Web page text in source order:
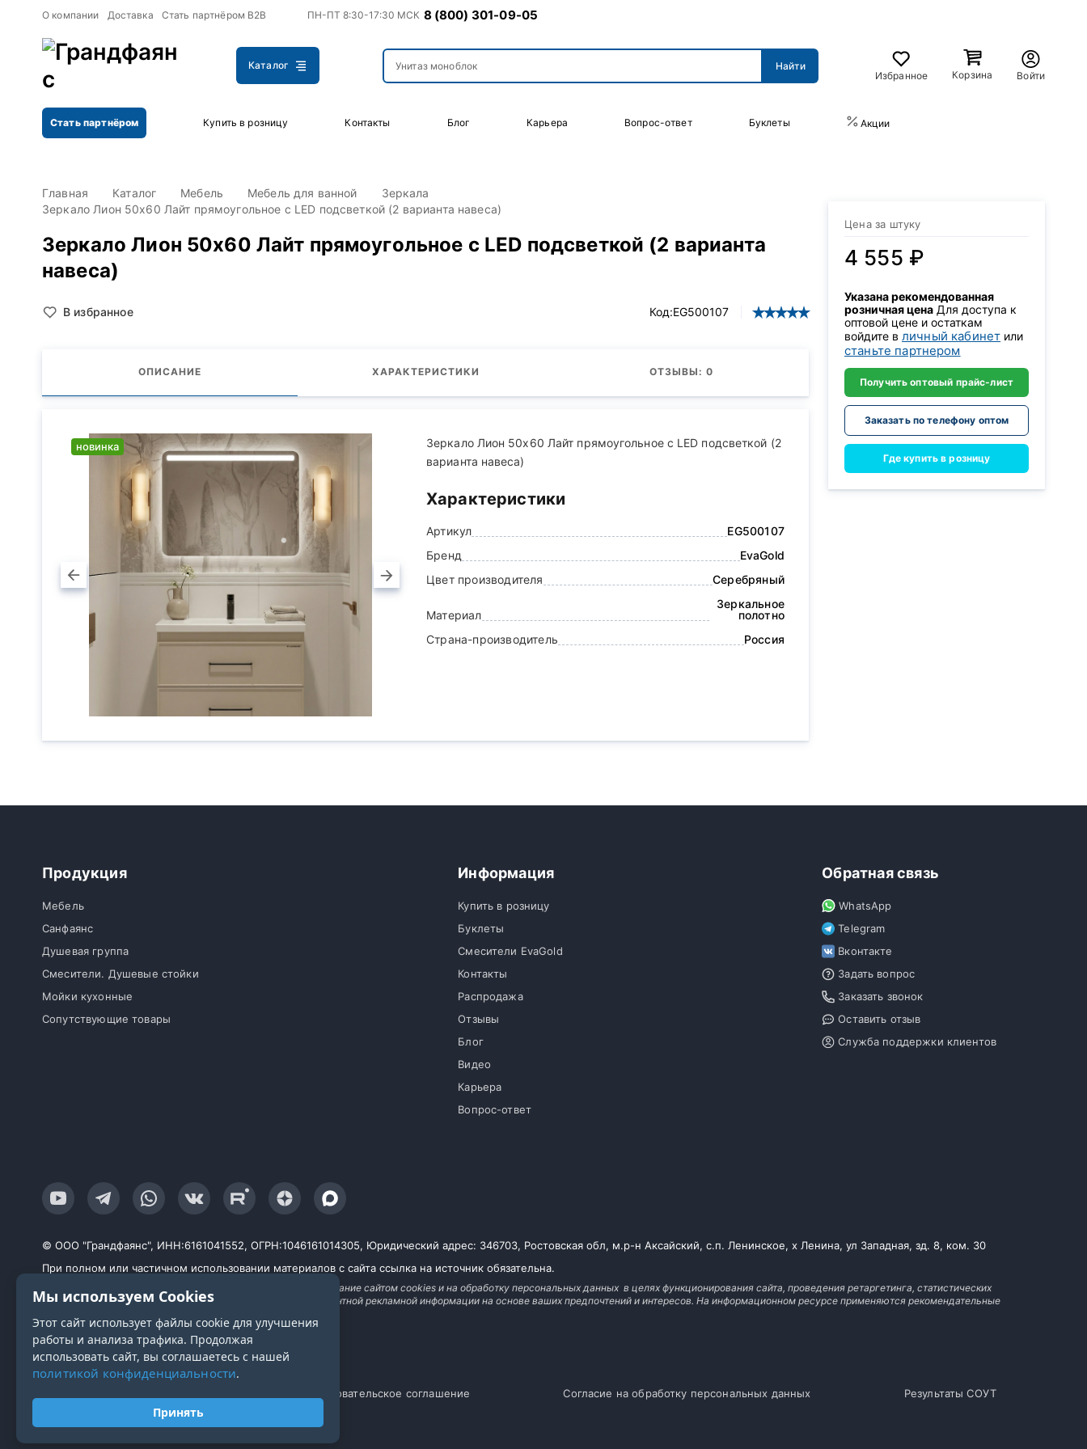
О компании Доставка Стать партнёром B2B ПН-ПТ 8:30-17:30 МСК 8 (800) 301-09-05
Каталог
Избранное
Корзина Войти
Стать партнёром Купить в розницу Контакты Блог Карьера Вопрос-ответ Буклеты Акции
Главная Каталог Мебель Мебель для ванной
Зеркала
Зеркало Лион 50х60 Лайт прямоугольное с LED подсветкой (2 варианта навеса)
Зеркало Лион 50х60 Лайт прямоугольное с LED подсветкой (2 варианта
навеса)
В избранное Код:EG500107
ОПИСАНИЕ ХАРАКТЕРИСТИКИ ОТЗЫВЫ: 0
новинка
Зеркало Лион 50х60 Лайт прямоугольное с LED подсветкой (2
варианта навеса)
Характеристики
Артикул
EG500107
Бренд
EvaGold
Цвет производителя
Серебряный
Материал
Зеркальное
полотно
Страна-производитель
Россия
Цена за штуку
4 555 ₽
Указана рекомендованная
розничная цена Для доступа к
оптовой цене и остаткам
войдите в личный кабинет или
станьте партнером
Получить оптовый прайс-лист
Заказать по телефону оптом
Где купить в розницу
Продукция
Мебель
Санфаянс
Душевая группа
Смесители. Душевые стойки
Мойки кухонные
Сопутствующие товары
Информация
Купить в розницу
Буклеты
Смесители EvaGold
Контакты
Распродажа
Отзывы
Блог
Видео
Карьера
Вопрос-ответ
Обратная связь
WhatsApp
Telegram
Вконтакте
Задать вопрос
Заказать звонок
Оставить отзыв
Служба поддержки клиентов
© ООО "Грандфаянс", ИНН:6161041552, ОГРН:1046161014305, Юридический адрес: 346703, Ростовская обл, м.р-н Аксайский, с.п. Ленинское, х Ленина, ул Западная, зд. 8, ком. 30
При полном или частичном использовании материалов с сайта ссылка на источник обязательна.
Продолжая работу с сайтом, вы даете согласие на использование сайтом cookies и на обработку персональных данных в целях функционирования сайта, проведения ретаргетинга, статистических
исследований, улучшения сервиса и предоставления релевантной рекламной информации на основе ваших предпочтений и интересов. На информационном ресурсе применяются рекомендательные
Пользовательское соглашение Согласие на обработку персональных данных Результаты СОУТ
Мы используем Cookies
Этот сайт использует файлы cookie для улучшения
работы и анализа трафика. Продолжая
использовать сайт, вы соглашаетесь с нашей
политикой конфиденциальности.
Принять